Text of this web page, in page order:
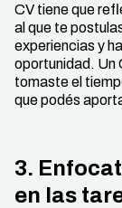
CV tiene que
al que te
experiencias y
oportunidad. Un
tomaste el
que podés
3.
en las